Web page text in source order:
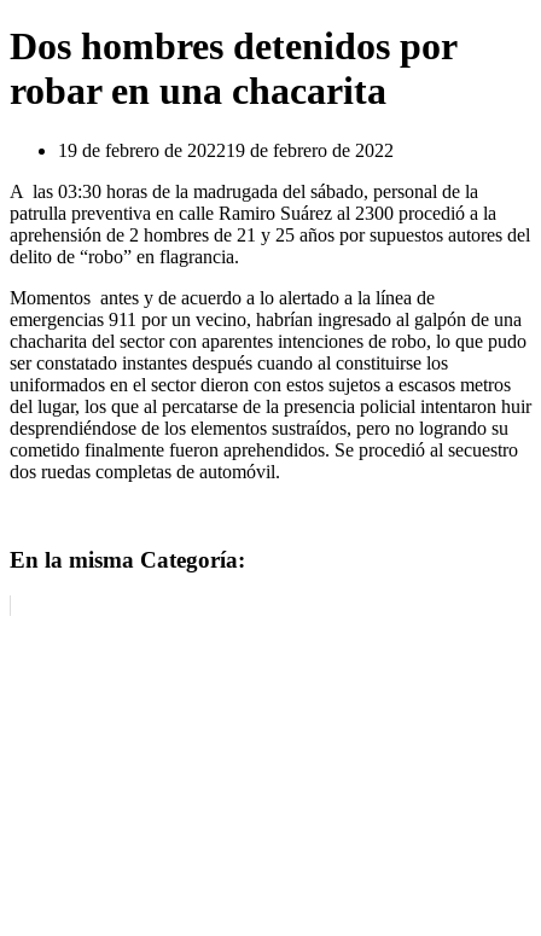
Dos hombres detenidos por
robar en una chacarita
19 de febrero de 202219 de febrero de 2022
A las 03:30 horas de la madrugada del sábado, personal de la
patrulla preventiva en calle Ramiro Suárez al 2300 procedió a la
aprehensión de 2 hombres de 21 y 25 años por supuestos autores del
delito de “robo” en flagrancia.
Momentos antes y de acuerdo a lo alertado a la línea de
emergencias 911 por un vecino, habrían ingresado al galpón de una
chacharita del sector con aparentes intenciones de robo, lo que pudo
ser constatado instantes después cuando al constituirse los
uniformados en el sector dieron con estos sujetos a escasos metros
del lugar, los que al percatarse de la presencia policial intentaron huir
desprendiéndose de los elementos sustraídos, pero no logrando su
cometido finalmente fueron aprehendidos. Se procedió al secuestro
dos ruedas completas de automóvil.
En la misma Categoría: